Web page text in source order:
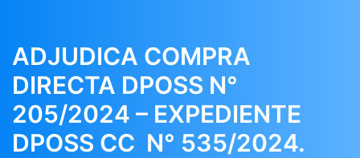
ADJUDICA COMPRA
DIRECTA DPOSS N°
205/2024 – EXPEDIENTE
DPOSS CC N° 535/2024.